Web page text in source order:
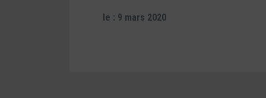
le : 9 mars 2020